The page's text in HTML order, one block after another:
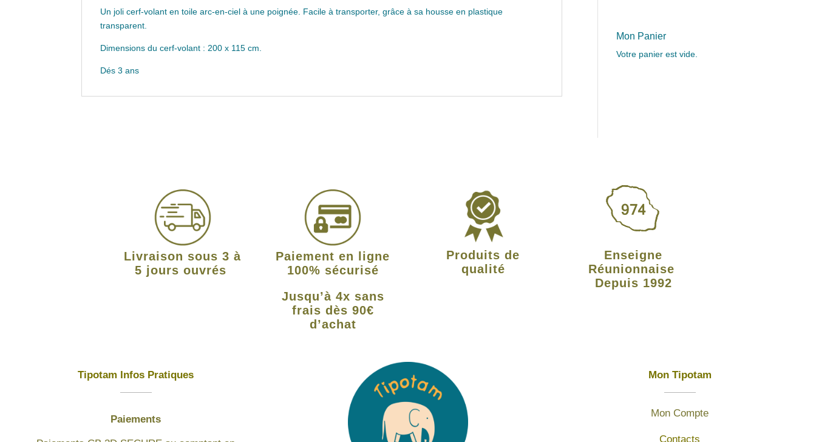
Un joli cerf-volant en toile arc-en-ciel à une poignée. Facile à transporter, grâce à sa housse en plastique
transparent.
Dimensions du cerf-volant : 200 x 115 cm.
Dés 3 ans
Mon Panier
Votre panier est vide.
Livraison sous 3 à
5 jours ouvrés
Paiement en ligne
100% sécurisé
Jusqu’à 4x sans
frais dès 90€
d’achat
Produits de
qualité
Enseigne
Réunionnaise
Depuis 1992
Tipotam Infos Pratiques
Paiements
Mon Tipotam
Mon Compte
Contacts